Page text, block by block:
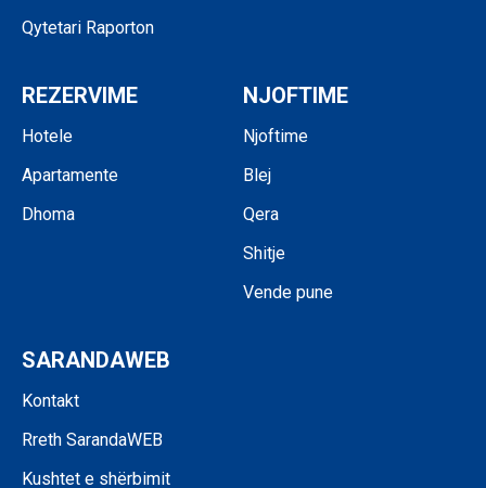
Qytetari Raporton
REZERVIME
Hotele
Apartamente
Dhoma
NJOFTIME
Njoftime
Blej
Qera
Shitje
Vende pune
SARANDAWEB
Kontakt
Rreth SarandaWEB
Kushtet e shërbimit